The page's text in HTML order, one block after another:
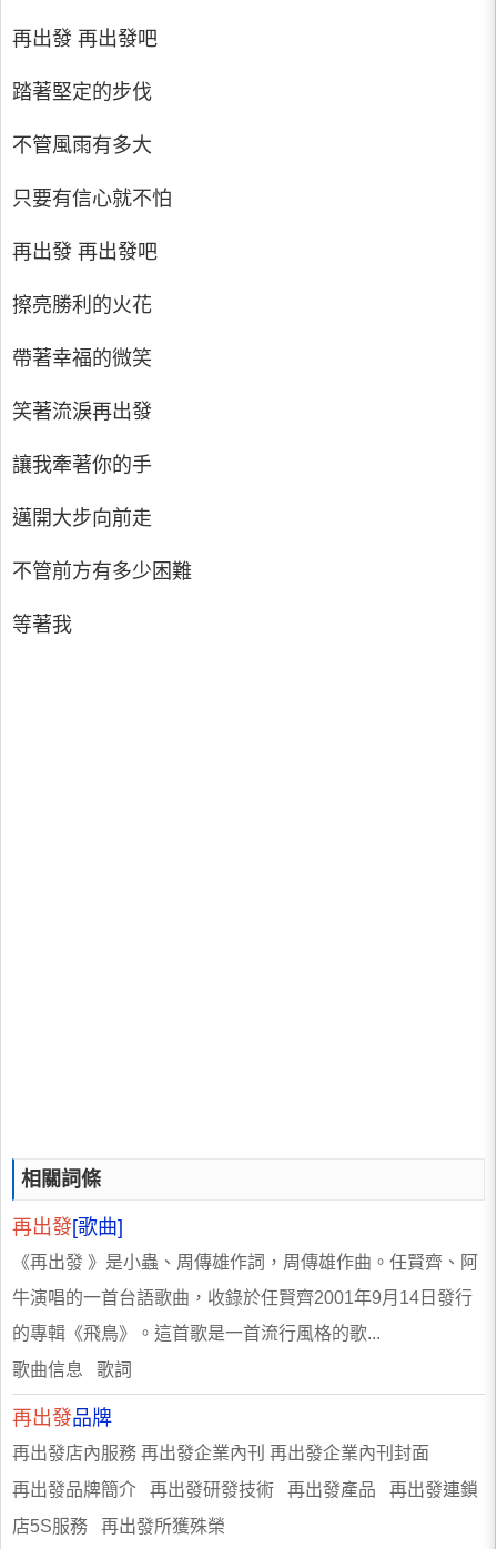
再出發 再出發吧
踏著堅定的步伐
不管風雨有多大
只要有信心就不怕
再出發 再出發吧
擦亮勝利的火花
帶著幸福的微笑
笑著流淚再出發
讓我牽著你的手
邁開大步向前走
不管前方有多少困難
等著我
相關詞條
再出發[歌曲]
《再出發 》是小蟲、周傳雄作詞，周傳雄作曲。任賢齊、阿
牛演唱的一首台語歌曲，收錄於任賢齊2001年9月14日發行
的專輯《飛鳥》。這首歌是一首流行風格的歌...
歌曲信息 歌詞
再出發品牌
再出發店內服務 再出發企業內刊 再出發企業內刊封面
再出發品牌簡介 再出發研發技術 再出發產品 再出發連鎖
店5S服務 再出發所獲殊榮